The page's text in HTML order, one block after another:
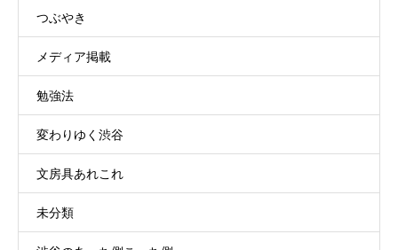
つぶやき
メディア掲載
勉強法
変わりゆく渋谷
文房具あれこれ
未分類